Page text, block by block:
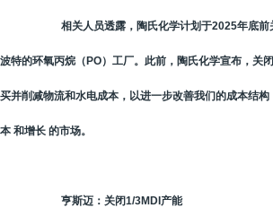
相关人员透露，陶氏化学计划于2025年底
波特的环氧丙烷（PO）工厂。此前，陶氏化学宣布，关
买并削减物流和水电成本，以进一步改善我们的成本结
本 和增长 的市场。
亨斯迈：关闭1/3MDI产能